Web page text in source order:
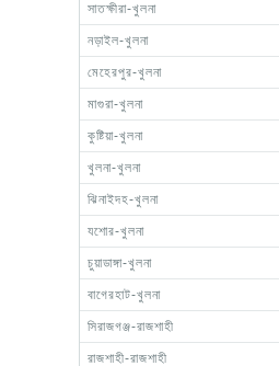
সাতক্ষীরা-খুলনা
নড়াইল-খুলনা
মেহেরপুর-খুলনা
মাগুরা-খুলনা
কুষ্টিয়া-খুলনা
খুলনা-খুলনা
ঝিনাইদহ-খুলনা
যশোর-খুলনা
চুয়াডাঙ্গা-খুলনা
বাগেরহাট-খুলনা
সিরাজগঞ্জ-রাজশাহী
রাজশাহী-রাজশাহী